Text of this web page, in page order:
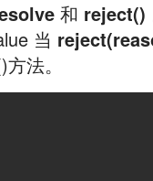
和 reject()
当
法。